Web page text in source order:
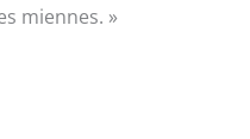
miennes. »